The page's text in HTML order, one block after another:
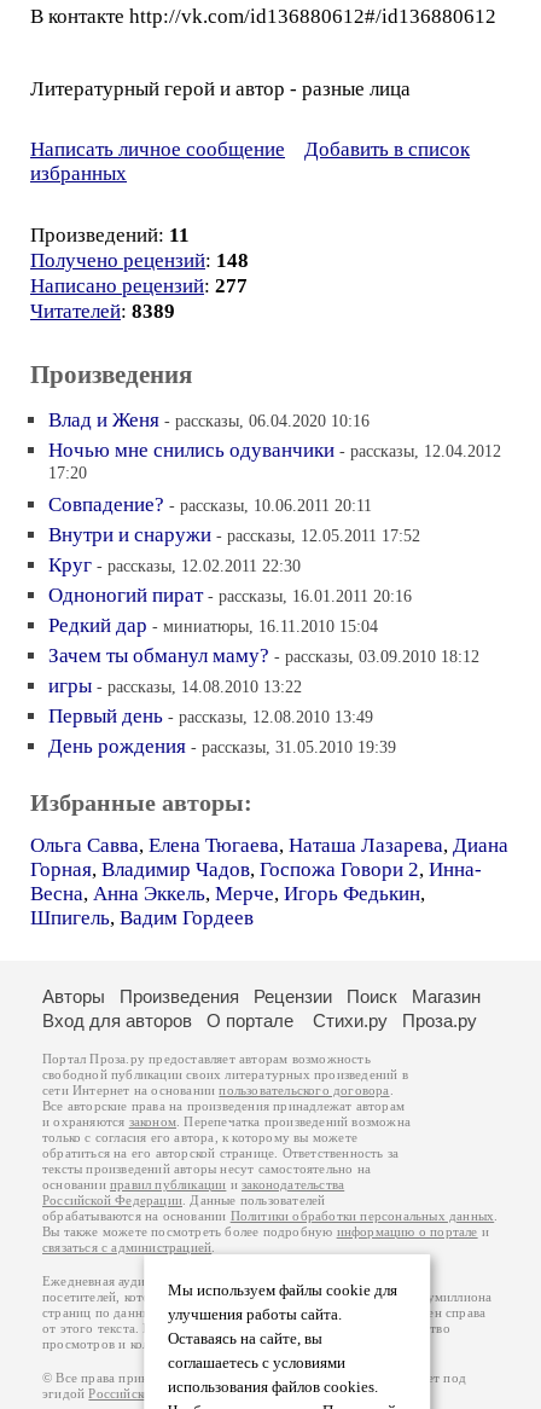
В контакте http://vk.com/id136880612#/id136880612
Литературный герой и автор - разные лица
Написать личное сообщение
Добавить в список
избранных
Произведений: 11
Получено рецензий: 148
Написано рецензий: 277
Читателей: 8389
Произведения
Влад и Женя - рассказы, 06.04.2020 10:16
Ночью мне снились одуванчики - рассказы, 12.04.2012
17:20
Совпадение? - рассказы, 10.06.2011 20:11
Внутри и снаружи - рассказы, 12.05.2011 17:52
Круг - рассказы, 12.02.2011 22:30
Одноногий пират - рассказы, 16.01.2011 20:16
Редкий дар - миниатюры, 16.11.2010 15:04
Зачем ты обманул маму? - рассказы, 03.09.2010 18:12
игры - рассказы, 14.08.2010 13:22
Первый день - рассказы, 12.08.2010 13:49
День рождения - рассказы, 31.05.2010 19:39
Избранные авторы:
Ольга Савва, Елена Тюгаева, Наташа Лазарева, Диана
Горная, Владимир Чадов, Госпожа Говори 2, Инна-
Весна, Анна Эккель, Мерче, Игорь Федькин,
Шпигель, Вадим Гордеев
Мы используем файлы cookie для
улучшения работы сайта.
Оставаясь на сайте, вы
соглашаетесь с условиями
использования файлов cookies.
Авторы Произведения Рецензии Поиск
Магазин
Вход для авторов
О портале Стихи.ру Проза.ру
Портал Проза.ру предоставляет авторам возможность
свободной публикации своих литературных произведений в
сети Интернет на основаниипользовательского договора
Все авторские права на произведения принадлежат авторам
и охраняются законом . Перепечатка произведений возможна
только с согласия его автора, к которому вы можете
обратиться на его авторской странице. Ответственность за
тексты произведений авторы несут самостоятельно на
основанииправил публикации изаконодательства
Российской Федерации . Данные пользователей
обрабатываются на основании Политики обработки персональных данных
Вы также можете посмотреть более подробную информацию о портале и
связаться с администрацией
Ежедневная аудитория портала Проза.ру – порядка 100 тысяч
посетителей, которые в общей сумме просматривают более полумиллиона
страниц по данным счетчика посещаемости, который расположен справа
от этого текста. В каждой графе указано по две цифры: количество
просмотров и количество посетителей.
© Все права принадлежат авторам, 2000-2026. Портал работает под
эгидойРоссийского союза писателей.18+